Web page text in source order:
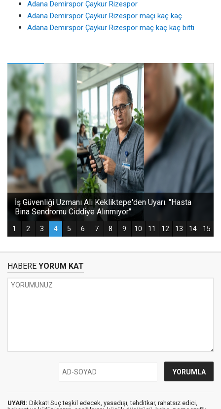
Adana Demirspor Çaykur Rizespor
Adana Demirspor Çaykur Rizespor maçı kaç kaç
Adana Demirspor Çaykur Rizespor maç kaç kaç bitti
HABERE YORUM KAT
UYARI: Dikkat! Suç teşkil edecek, yasadışı, tehditkar, rahatsız edici,